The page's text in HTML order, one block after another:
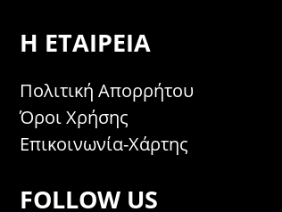
Η ΕΤΑΙΡΕΊΑ
Πολιτική Απορρήτου
Όροι Χρήσης
Επικοινωνία-Χάρτης
FOLLOW US